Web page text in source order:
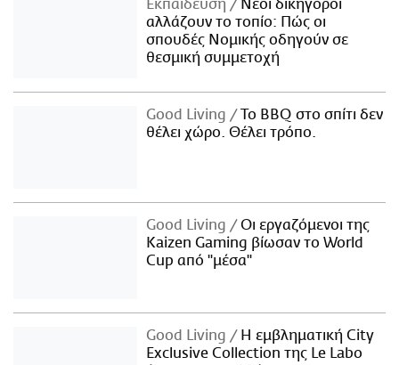
Εκπαίδευση
Νέοι δικηγόροι
αλλάζουν το τοπίο: Πώς οι
σπουδές Νομικής οδηγούν σε
θεσμική συμμετοχή
Good Living
Το BBQ στο σπίτι δεν
θέλει χώρο. Θέλει τρόπο.
Good Living
Οι εργαζόμενοι της
Kaizen Gaming βίωσαν το World
Cup από "μέσα"
Good Living
Η εμβληματική City
Exclusive Collection της Le Labo